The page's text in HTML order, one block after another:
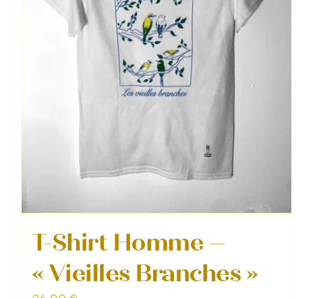
sur
la
page
du
T-Shirt Homme –
« Vieilles Branches »